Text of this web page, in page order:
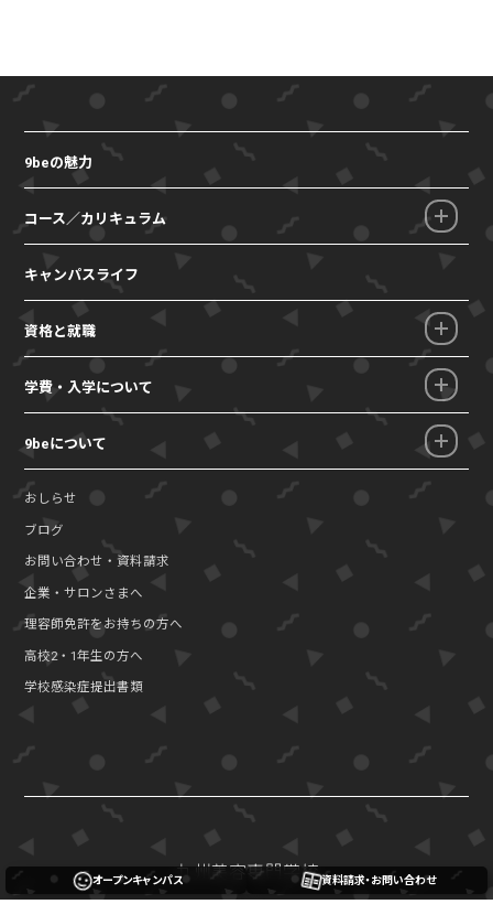
9beの魅力
コース／カリキュラム
キャンパスライフ
資格と就職
学費・入学について
9beについて
おしらせ
ブログ
お問い合わせ・資料請求
企業・サロンさまへ
理容師免許をお持ちの方へ
高校2・1年生の方へ
学校感染症提出書類
オープンキャンパス 資料請求・お問い合わせ